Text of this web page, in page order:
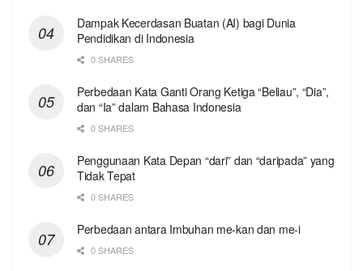
Dampak Kecerdasan Buatan (AI) bagi Dunia
Pendidikan di Indonesia
0 SHARES
Perbedaan Kata Ganti Orang Ketiga “Beliau”, “Dia”,
dan “Ia” dalam Bahasa Indonesia
0 SHARES
Penggunaan Kata Depan “dari” dan “daripada” yang
Tidak Tepat
0 SHARES
Perbedaan antara Imbuhan me-kan dan me-i
0 SHARES